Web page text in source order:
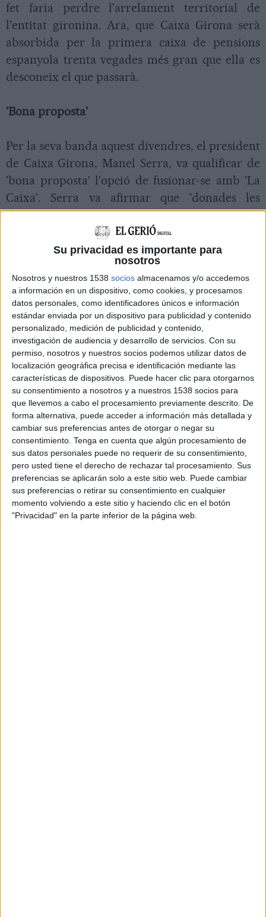
Su privacidad es importante para
nosotros
Nosotros y nuestros 1538 socios almacenamos y/o accedemos
a información en un dispositivo, como cookies, y procesamos
datos personales, como identificadores únicos e información
estándar enviada por un dispositivo para publicidad y contenido
personalizado, medición de publicidad y contenido,
investigación de audiencia y desarrollo de servicios. Con su
permiso, nosotros y nuestros socios podemos utilizar datos de
localización geográfica precisa e identificación mediante las
características de dispositivos. Puede hacer clic para otorgarnos
su consentimiento a nosotros y a nuestros 1538 socios para
que llevemos a cabo el procesamiento previamente descrito. De
forma alternativa, puede acceder a información más detallada y
cambiar sus preferencias antes de otorgar o negar su
consentimiento. Tenga en cuenta que algún procesamiento de
sus datos personales puede no requerir de su consentimiento,
pero usted tiene el derecho de rechazar tal procesamiento. Sus
preferencias se aplicarán solo a este sitio web. Puede cambiar
sus preferencias o retirar su consentimiento en cualquier
momento volviendo a este sitio y haciendo clic en el botón
"Privacidad" en la parte inferior de la página web.
fet faria perdre l'arrelament territorial de
l'entitat gironina. Ara, que Caixa Girona serà
absorbida per la primera caixa de pensions
espanyola trenta vegades més gran que ella es
desconeix el que passarà.
'Bona proposta'
Per la seva banda aquest divendres, el president
de Caixa Girona, Manel Serra, va qualificar de
'bona proposta' l'opció de fusionar-se amb 'La
Caixa'. Serra va afirmar que 'donades les
circumstàncies i els context econòmic actual'
l'opció d'integració 'és una bona proposta'. El
consell d'administració de Caixa Girona haurà
de decidir aquest dilluns 31 de maig si dóna
suport o no a la fusió. Serra va apel·lar al 'sentit
de la responsabilitat' de tots els membres del
consell de qui va assegurar que 'decidiran el
millor per l'entitat gironina'.
Pressió del Banc d'Espanya
Caixa Girona ja va estar a punt de fusionar-se
amb les caixes de Sabadell, Manlleu i Terrassa
però es va despenjar de l'acord a últim
moment. Va ser el 9 de març quan el consell
d'administració va decidir que no donava
suport a la integració amb les altres caixes per
la pèrdua de pes econòmic que tenia en l'acord.